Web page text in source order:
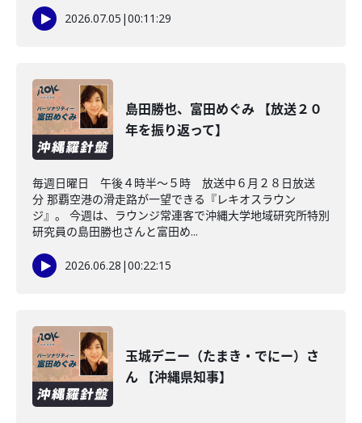
2026.07.05 |00:11:29
島田勝也、富田めぐみ 【放送２０
年を振り返って】
毎週日曜日 午後４時半～５時 放送中６月２８日放送
分 那覇空港の滑走路が一望できる『レキオスラウン
ジ』。 今週は、ラウンジ常連客で沖縄大学地域研究所特別
研究員の島田勝也さんと富田め...
2026.06.28 |00:22:15
玉城デニー（たまき・でにー）さ
ん 【沖縄県知事】